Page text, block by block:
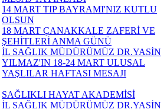
14 MART TIP BAYRAMI'NIZ KUTLU
OLSUN
18 MART ÇANAKKALE ZAFERİ VE
ŞEHİTLERİ ANMA GÜNÜ
İL SAĞLIK MÜDÜRÜMÜZ DR.YASİN
YILMAZ'IN 18-24 MART ULUSAL
YAŞLILAR HAFTASI MESAJI
SAĞLIKLI HAYAT AKADEMİSİ
İL SAĞLIK MÜDÜRÜMÜZ DR.YASİN